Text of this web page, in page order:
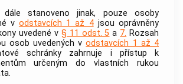
dále stanoveno jinak, pouze osoby
v odstavcích 1 až 4jsou oprávněny
uvedené v § 11 odst. 5 a 7. Rozsah
osob uvedených vodstavcích 1 až 4
schránky zahrnuje i přístup k
určeným do vlastních rukou